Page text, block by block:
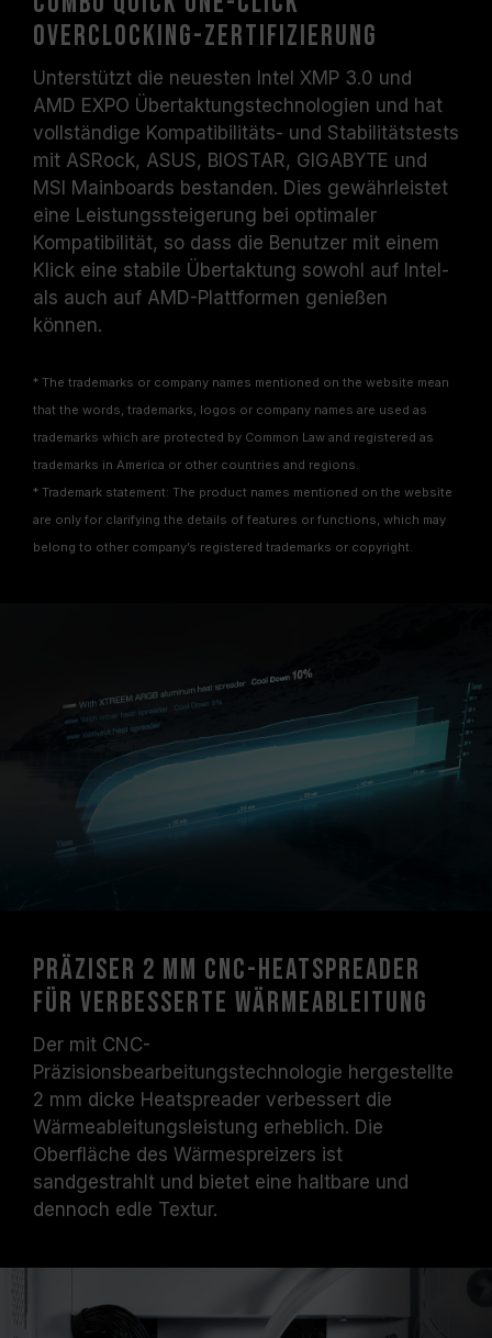
normalen Spannungsbedingungen getestet.
Bei Problemen mit dem Prozessor oder dem
Motherboard wenden Sie sich bitte an den
jeweiligen Kundendienst des Prozessor- oder
Motherboard-Herstellers.
Overclocking-Zertifizierung
Unterstützt die neuesten Intel XMP 3.0 und
AMD EXPO Übertaktungstechnologien und hat
vollständige Kompatibilitäts- und Stabilitätstests
mit ASRock, ASUS, BIOSTAR, GIGABYTE und
MSI Mainboards bestanden. Dies gewährleistet
eine Leistungssteigerung bei optimaler
Kompatibilität, so dass die Benutzer mit einem
Klick eine stabile Übertaktung sowohl auf Intel-
als auch auf AMD-Plattformen genießen
können.
* The trademarks or company names mentioned on the website mean
that the words, trademarks, logos or company names are used as
trademarks which are protected by Common Law and registered as
trademarks in America or other countries and regions.
* Trademark statement: The product names mentioned on the website
are only for clarifying the details of features or functions, which may
belong to other company’s registered trademarks or copyright.
Präziser 2 mm CNC-Heatspreader
für verbesserte Wärmeableitung
Der mit CNC-
Präzisionsbearbeitungstechnologie hergestellte
2 mm dicke Heatspreader verbessert die
Wärmeableitungsleistung erheblich. Die
Oberfläche des Wärmespreizers ist
sandgestrahlt und bietet eine haltbare und
dennoch edle Textur.